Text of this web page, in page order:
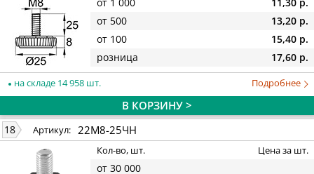
от 500
13,20 р.
от 100
15,40 р.
розница
17,60 р.
на складе 14 958 шт. Подробнее
В КОРЗИНУ >
18 Артикул: 22М8-25ЧН
Кол-во, шт. Цена за шт.
от 30 000